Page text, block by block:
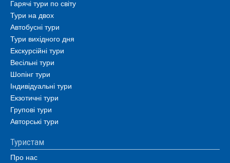
Гарячі тури по світу
Тури на двох
Автобусні тури
Тури вихідного дня
Екскурсійні тури
Весільні тури
Шопінг тури
Індивідуальні тури
Екзотичні тури
Групові тури
Авторські тури
Туристам
Про нас